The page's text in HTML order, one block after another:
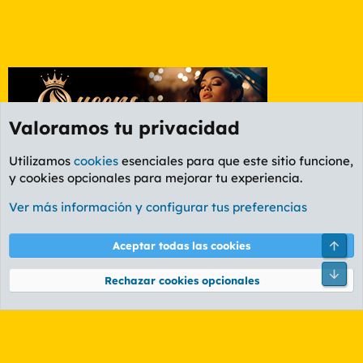
Valencia
Cookies
PL OLDSTYLE AMARILLO
Términos y reglas Política de privacidad Ayuda
Community platform by XenForo® © 2010-2026 XenForo Ltd.
Valoramos tu privacidad
Utilizamos cookies esenciales para que este sitio funcione,
y cookies opcionales para mejorar tu experiencia.
Ver más información y configurar tus preferencias
Aceptar todas las cookies
Rechazar cookies opcionales
Pie